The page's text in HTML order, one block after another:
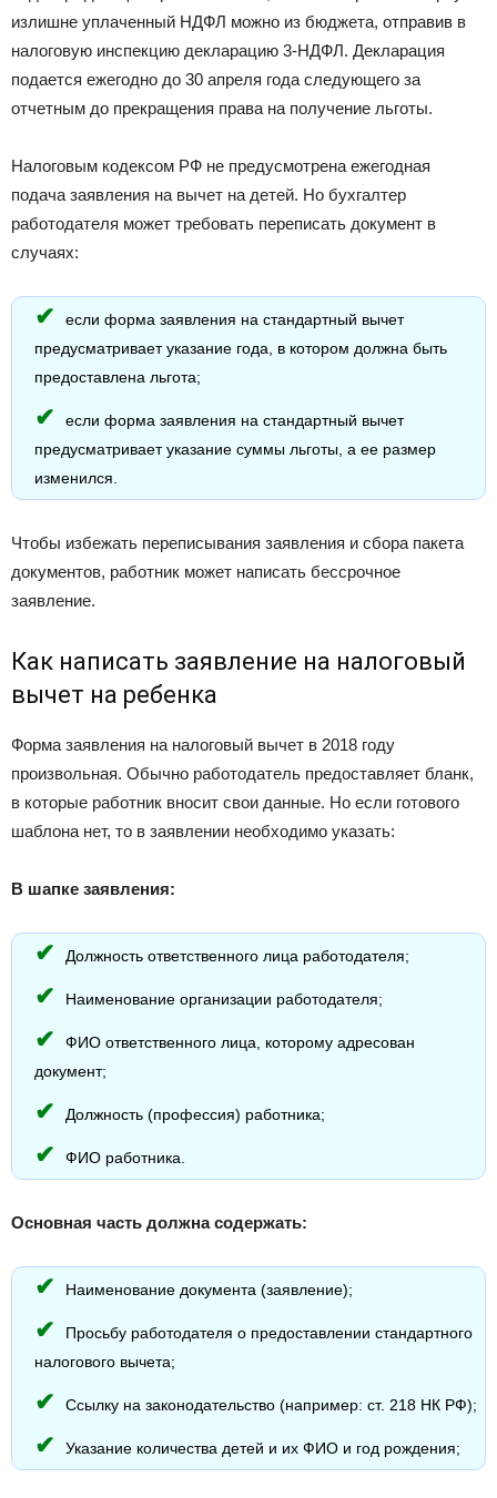
излишне уплаченный НДФЛ можно из бюджета, отправив в
налоговую инспекцию декларацию 3-НДФЛ. Декларация
подается ежегодно до 30 апреля года следующего за
отчетным до прекращения права на получение льготы.
Налоговым кодексом РФ не предусмотрена ежегодная
подача заявления на вычет на детей. Но бухгалтер
работодателя может требовать переписать документ в
случаях:
если форма заявления на стандартный вычет
предусматривает указание года, в котором должна быть
предоставлена льгота;
если форма заявления на стандартный вычет
предусматривает указание суммы льготы, а ее размер
изменился.
Чтобы избежать переписывания заявления и сбора пакета
документов, работник может написать бессрочное
заявление.
Как написать заявление на налоговый
вычет на ребенка
Форма заявления на налоговый вычет в 2018 году
произвольная. Обычно работодатель предоставляет бланк,
в которые работник вносит свои данные. Но если готового
шаблона нет, то в заявлении необходимо указать:
В шапке заявления:
Должность ответственного лица работодателя;
Наименование организации работодателя;
ФИО ответственного лица, которому адресован
документ;
Должность (профессия) работника;
ФИО работника.
Основная часть должна содержать:
Наименование документа (заявление);
Просьбу работодателя о предоставлении стандартного
налогового вычета;
Ссылку на законодательство (например: ст. 218 НК РФ);
Указание количества детей и их ФИО и год рождения;